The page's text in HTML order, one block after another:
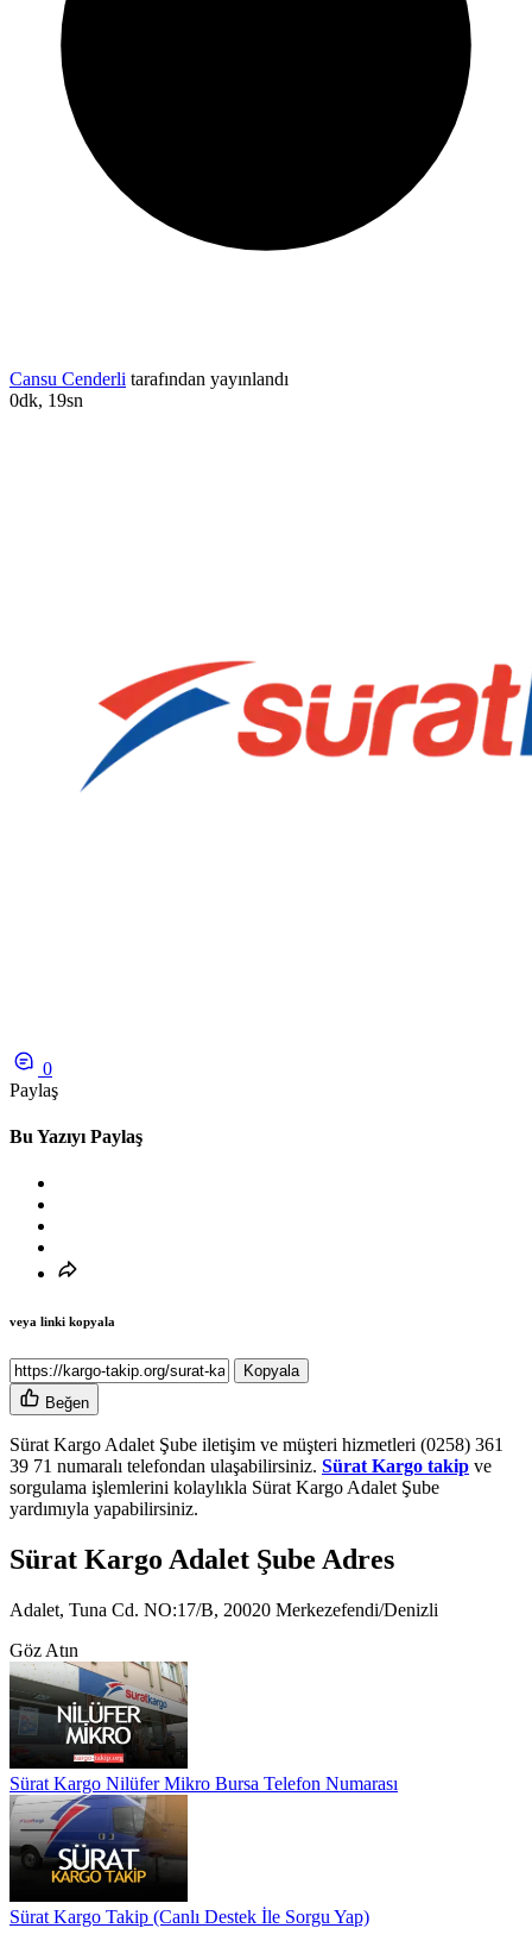
Cansu Cenderli tarafından yayınlandı
0dk, 19sn
0
Paylaş
Bu Yazıyı Paylaş
veya linki kopyala
Kopyala
Beğen
Sürat Kargo Adalet Şube iletişim ve müşteri hizmetleri (0258) 361
39 71 numaralı telefondan ulaşabilirsiniz. Sürat Kargo takip ve
sorgulama işlemlerini kolaylıkla Sürat Kargo Adalet Şube
yardımıyla yapabilirsiniz.
Sürat Kargo Adalet Şube Adres
Adalet, Tuna Cd. NO:17/B, 20020 Merkezefendi/Denizli
Göz Atın
Sürat Kargo Nilüfer Mikro Bursa Telefon Numarası
Sürat Kargo Takip (Canlı Destek İle Sorgu Yap)